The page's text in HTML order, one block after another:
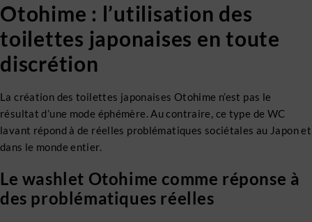
Otohime : l’utilisation des
toilettes japonaises en toute
discrétion
La création des toilettes japonaises Otohime n’est pas le
résultat d’une mode éphémère. Au contraire, ce type de WC
lavant répond à de réelles problématiques sociétales au Japon et
dans le monde entier.
Le washlet Otohime comme réponse à
des problématiques réelles